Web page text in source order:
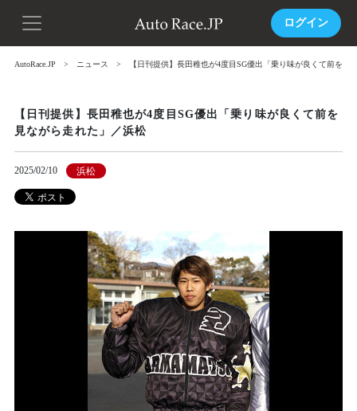
ログイン
AutoRace.JP ニュース 【日刊提供】長田稚也が4度目SG優出「乗り味が良くて前を見
【日刊提供】長田稚也が4度目SG優出「乗り味が良くて前を
見ながら走れた」／浜松
2025/02/10 浜松